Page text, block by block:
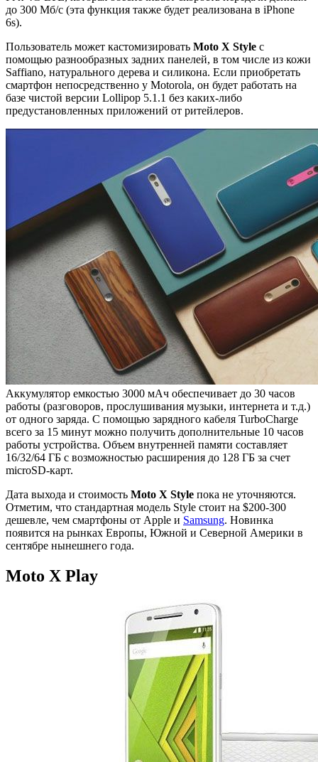
до 300 Мб/с (эта функция также будет реализована в iPhone
6s).
Пользователь может кастомизировать Moto X Style с
помощью разнообразных задних панелей, в том числе из кожи
Saffiano, натурального дерева и силикона. Если приобретать
смартфон непосредственно у Motorola, он будет работать на
базе чистой версии Lollipop 5.1.1 без каких-либо
предустановленных приложений от ритейлеров.
Аккумулятор емкостью 3000 мАч обеспечивает до 30 часов
работы (разговоров, прослушивания музыки, интернета и т.д.)
от одного заряда. С помощью зарядного кабеля TurboCharge
всего за 15 минут можно получить дополнительные 10 часов
работы устройства. Объем внутренней памяти составляет
16/32/64 ГБ с возможностью расширения до 128 ГБ за счет
microSD-карт.
Дата выхода и стоимость Moto X Style пока не уточняются.
Отметим, что стандартная модель Style стоит на $200-300
дешевле, чем смартфоны от Apple и Samsung. Новинка
появится на рынках Европы, Южной и Северной Америки в
сентябре нынешнего года.
Moto X Play